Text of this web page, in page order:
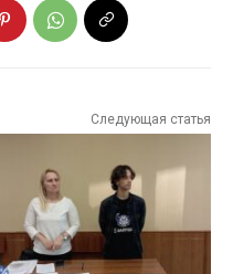
Следующая статья